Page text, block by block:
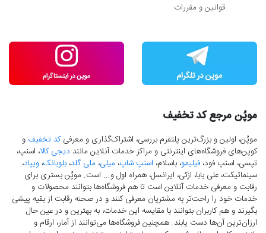
قوانین و مقررات
موپُن مرجع کد تخفیف
موپُن، اولین و بزرگ‌ترین پلتفرم بررسی، اشتراک‌گذاری و معرفیکد تخفیف و
کوپن‌های فروشگاه‌های اینترنتی و مراکز خدمات آنلاین مانند دیجی کالا، اسنپ،
تپسی، اسنپ فود، فیلیمو، باسلام، اسنپ شاپ، میلی، ملی گلد، بلوبانک، ویپاد،
سینماتیکت، علی بابا، ازکی، ایرانسل، همراه اول و... است. موپُن بستری برای
رقابت و معرفی خدمات آنلاین است تا هم فروشگاه‌ها بتوانند محصولات و
خدمات خود را راحت‌تر به مشتریان معرفی کنند و در صحنه رقابت از بقیه پیشی
بگیرند و هم کاربران بتوانند با مقایسه این خدمات، به بهترین و در عین حال
ارزان‌ترین آن‌ها دست‌ یابند. همچنین فروشگاه‌ها می‌توانند از آمار، ارقام و